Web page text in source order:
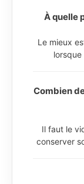
À quelle
Le mieux
lorsque
Combien
Il faut le
conserver